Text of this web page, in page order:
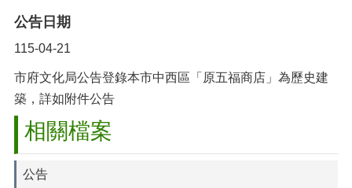
公告日期
115-04-21
市府文化局公告登錄本市中西區「原五福商店」為歷史建
築，詳如附件公告
相關檔案
公告